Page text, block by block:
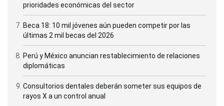
prioridades económicas del sector
Beca 18: 10 mil jóvenes aún pueden competir por las
últimas 2 mil becas del 2026
Perú y México anuncian restablecimiento de relaciones
diplomáticas
Consultorios dentales deberán someter sus equipos de
rayos X a un control anual